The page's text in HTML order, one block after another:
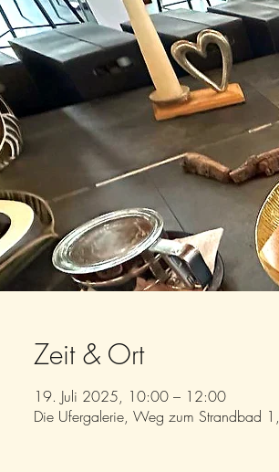
Zeit & Ort
19. Juli 2025, 10:00 – 12:00
Die Ufergalerie, Weg zum Strandbad